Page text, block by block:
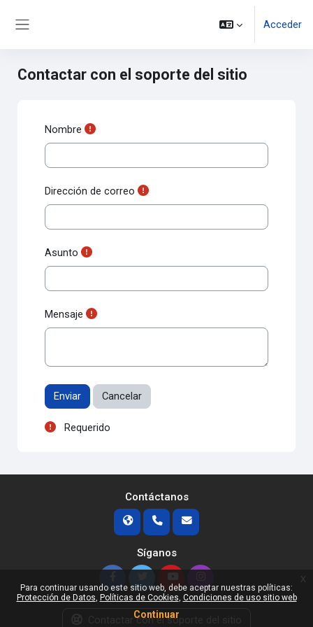
Acceder
Contactar con el soporte del sitio
Nombre
Dirección de correo
Asunto
Mensaje
Acciones de formulario
Requerido
Contáctanos
Síganos
Contactar con el soporte del sitio
Para continuar usando este sitio web, debe aceptar nuestras políticas:
Protección de Datos
Políticas de Cookies Condiciones de uso sitio web
Continuar
x